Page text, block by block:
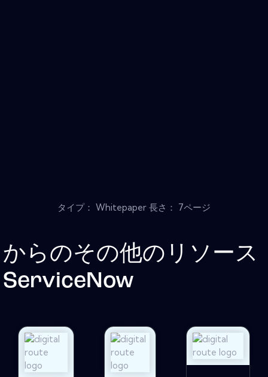
タイプ： Whitepaper 長さ： 7ページ
からのその他のリソース
ServiceNow